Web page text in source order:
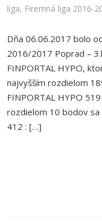
liga, Firemná liga 2016-
Dňa 06.06.2017 bolo
2016/2017 Poprad –
FINPORTAL HYPO,
najvyšším rozdielom
FINPORTAL HYPO
rozdielom 10 bodov
412 : […]